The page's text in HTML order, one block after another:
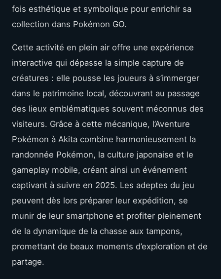
fois esthétique et symbolique pour enrichir sa
collection dans Pokémon GO.
Cette activité en plein air offre une expérience
interactive qui dépasse la simple capture de
créatures : elle pousse les joueurs à s’immerger
dans le patrimoine local, découvrant au passage
des lieux emblématiques souvent méconnus des
visiteurs. Grâce à cette mécanique, l’Aventure
Pokémon à Akita combine harmonieusement la
randonnée Pokémon, la culture japonaise et le
gameplay mobile, créant ainsi un événement
captivant à suivre en 2025. Les adeptes du jeu
peuvent dès lors préparer leur expédition, se
munir de leur smartphone et profiter pleinement
de la dynamique de la chasse aux tampons,
promettant de beaux moments d’exploration et de
partage.